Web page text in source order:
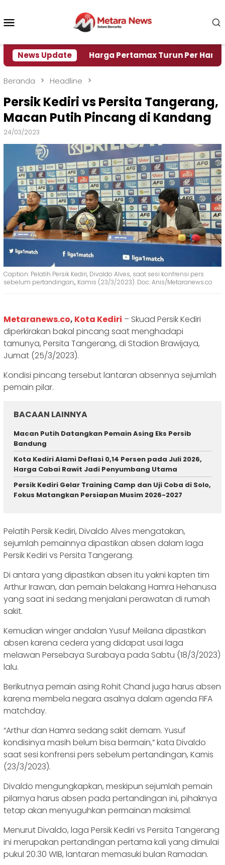
konten
News Update
Air Harga Pertamax Turun Per Hari Ini, Segini
Beranda Headline
Persik Kediri vs Persita Tangerang,
Macan Putih Pincang di Kandang
24/03/2023
Caption: Pelatih Persik Kediri, Divaldo Alves, saat sesi konfrensi pers
sebelum pertandingan,, Kamis (23/3/2023). Doc: Anis/Metaranews.co
Metaranews.co, Kota Kediri – Skuad Persik Kediri
diperkirakan bakal pincang saat menghadapi
tamunya, Persita Tangerang, di Stadion Brawijaya,
Jumat (25/3/2023).
Kondisi pincang tersebut lantaran absennya sejumlah
pemain pilar.
BACAAN LAINNYA
Macan Putih Datangkan Pemain Asing Eks Persib
Bandung
Kota Kediri Alami Deflasi 0,14 Persen pada Juli 2026,
Harga Cabai Rawit Jadi Penyumbang Utama
Persik Kediri Gelar Training Camp dan Uji Coba di Solo,
Fokus Matangkan Persiapan Musim 2026-2027
Pelatih Persik Kediri, Divaldo Alves mengatakan,
sejumlah pemainnya dipastikan absen dalam laga
Persik Kediri vs Persita Tangerang.
Di antara yang dipastikan absen itu yakni kapten tim
Arthur Irawan, dan pemain belakang Hamra Hehanusa
yang saat ini sedang menjalani perawatan di rumah
sakit.
Kemudian winger andalan Yusuf Meilana dipastikan
absen karena cedera yang didapat usai laga
melawan Persebaya Surabaya pada Sabtu (18/3/2023)
lalu.
Berikutnya pemain asing Rohit Chand juga harus absen
karena membela negara asalnya dalam agenda FIFA
matchday.
“Arthur dan Hamra sedang sakit demam. Yusuf
kondisinya masih belum bisa bermain,” kata Divaldo
saat sesi konfrensi pers sebelum pertandingan, Kamis
(23/3/2023).
Divaldo mengungkapkan, meskipun sejumlah pemain
pilarnya harus absen pada pertandingan ini, pihaknya
tetap akan menyuguhkan permainan maksimal.
Menurut Divaldo, laga Persik Kediri vs Persita Tangerang
ini merupakan pertandingan pertama kali yang dimulai
pukul 20.30 WIB, lantaran memasuki bulan Ramadan.